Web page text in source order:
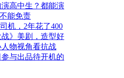
高中生？都能演
能免责
机，2年花了400
》美剧，造型好
物视角看抗战
与出品待开机的